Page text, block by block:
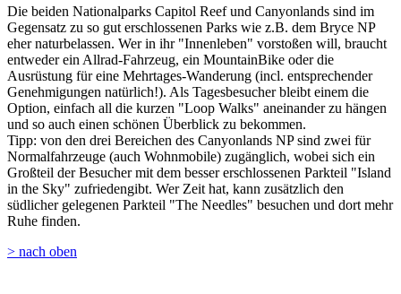
Die beiden Nationalparks Capitol Reef und Canyonlands sind im
Gegensatz zu so gut erschlossenen Parks wie z.B. dem Bryce NP
eher naturbelassen. Wer in ihr "Innenleben" vorstoßen will, braucht
entweder ein Allrad-Fahrzeug, ein MountainBike oder die
Ausrüstung für eine Mehrtages-Wanderung (incl. entsprechender
Genehmigungen natürlich!). Als Tagesbesucher bleibt einem die
Option, einfach all die kurzen "Loop Walks" aneinander zu hängen
und so auch einen schönen Überblick zu bekommen.
Tipp: von den drei Bereichen des Canyonlands NP sind zwei für
Normalfahrzeuge (auch Wohnmobile) zugänglich, wobei sich ein
Großteil der Besucher mit dem besser erschlossenen Parkteil "Island
in the Sky" zufriedengibt. Wer Zeit hat, kann zusätzlich den
südlicher gelegenen Parkteil "The Needles" besuchen und dort mehr
Ruhe finden.
> nach oben